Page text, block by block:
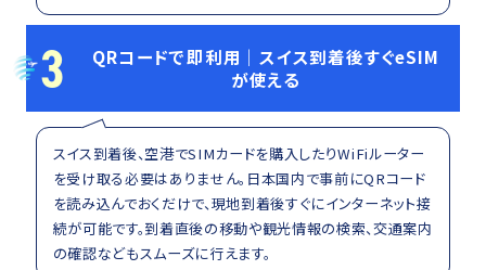
3
QRコードで即利用｜スイス到着後すぐeSIM
が使える
スイス到着後、空港でSIMカードを購入したりWiFiルーター
を受け取る必要はありません。日本国内で事前にQRコード
を読み込んでおくだけで、現地到着後すぐにインターネット接
続が可能です。到着直後の移動や観光情報の検索、交通案内
の確認などもスムーズに行えます。